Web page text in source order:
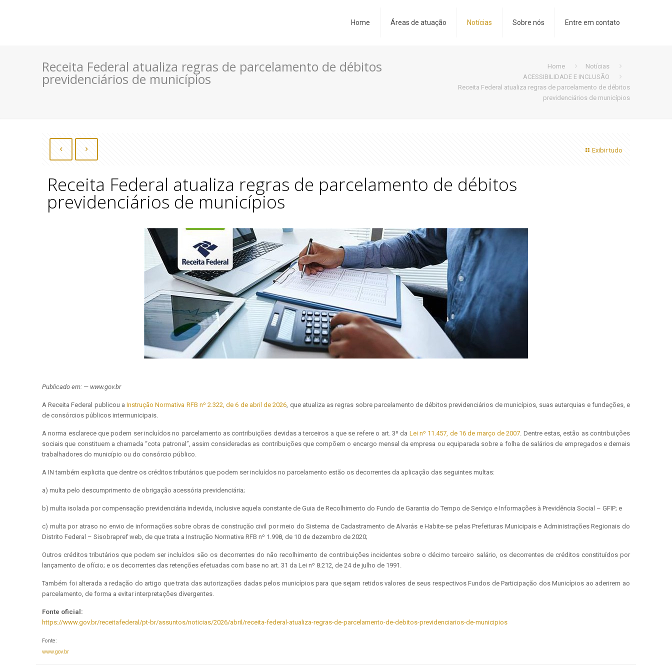
Home Áreas de atuação Notícias Sobre nós Entre em contato
Receita Federal atualiza regras de parcelamento de débitos
previdenciários de municípios
Home
Notícias
ACESSIBILIDADE E INCLUSÃO
Receita Federal atualiza regras de parcelamento de débitos
previdenciários de municípios
Exibir tudo
Receita Federal atualiza regras de parcelamento de débitos
previdenciários de municípios
Publicado em: — www.gov.br
A Receita Federal publicou aInstrução Normativa RFB nº 2.322, de 6 de abril de 2026, que atualiza as regras sobre parcelamento de débitos previdenciários de municípios, suas autarquias e fundações, e
de consórcios públicos intermunicipais.
A norma esclarece que podem ser incluídos no parcelamento as contribuições devidas a terceiros a que se refere o art. 3º da Lei nº 11.457, de 16 de março de 2007. Dentre estas, estão as contribuições
sociais que constituem a chamada “cota patronal”, assim consideradas as contribuições que compõem o encargo mensal da empresa ou equiparada sobre a folha de salários de empregados e demais
trabalhadores do município ou do consórcio público.
A IN também explicita que dentre os créditos tributários que podem ser incluídos no parcelamento estão os decorrentes da aplicação das seguintes multas:
a) multa pelo descumprimento de obrigação acessória previdenciária;
b) multa isolada por compensação previdenciária indevida, inclusive aquela constante de Guia de Recolhimento do Fundo de Garantia do Tempo de Serviço e Informações à Previdência Social – GFIP; e
c) multa por atraso no envio de informações sobre obras de construção civil por meio do Sistema de Cadastramento de Alvarás e Habite-se pelas Prefeituras Municipais e Administrações Regionais do
Distrito Federal – Sisobrapref web, de que trata a Instrução Normativa RFB nº 1.998, de 10 de dezembro de 2020;
Outros créditos tributários que podem ser incluídos são os decorrentes do não recolhimento de contribuições incidentes sobre o décimo terceiro salário, os decorrentes de créditos constituídos por
lançamento de ofício; e os decorrentes das retenções efetuadas com base no art. 31 da Lei nº 8.212, de 24 de julho de 1991.
Também foi alterada a redação do artigo que trata das autorizações dadas pelos municípios para que sejam retidos valores de seus respectivos Fundos de Participação dos Municípios ao aderirem ao
parcelamento, de forma a evitar interpretações divergentes.
Fonte oficial:
https://www.gov.br/receitafederal/pt-br/assuntos/noticias/2026/abril/receita-federal-atualiza-regras-de-parcelamento-de-debitos-previdenciarios-de-municipios
Fonte:
www.gov.br